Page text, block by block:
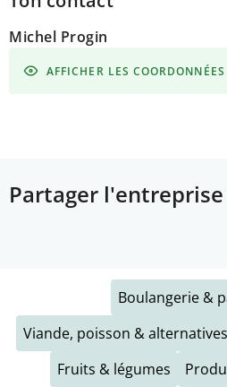
Michel Progin
AFFICHER LES COORDONNÉES
Partager l'entreprise
Boulangerie &
Viande, poisson & alternatives
Fruits & légumes